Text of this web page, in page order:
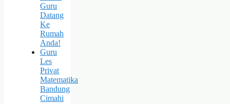
Guru
Datang
Ke
Rumah
Anda!
Guru
Les
Privat
Matematika
Bandung
Cimahi